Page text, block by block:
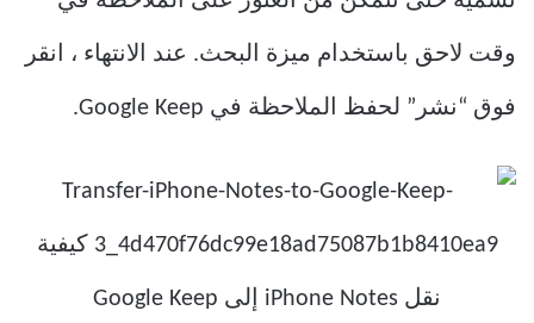
وقت لاحق باستخدام ميزة البحث. عند الانتهاء ، انقر
فوق “نشر” لحفظ الملاحظة في Google Keep.